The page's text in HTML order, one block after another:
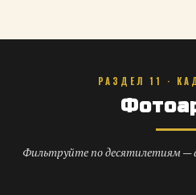
РАЗДЕЛ 11 ·
Фильтруйте по десятилетиям —